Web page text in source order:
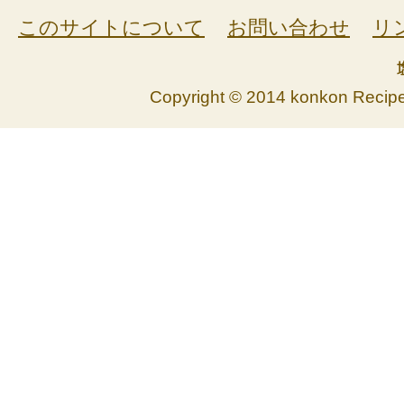
このサイトについて お問い合わせ リ
Copyright © 2014 konkon